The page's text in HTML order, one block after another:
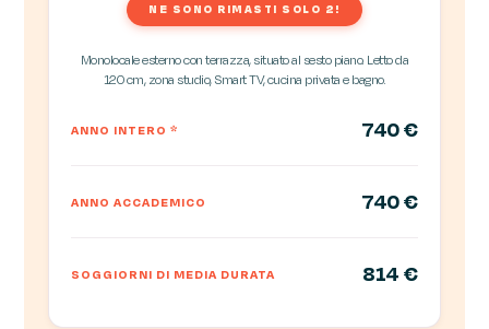
NE SONO RIMASTI SOLO 2!
Monolocale esterno con terrazza, situato al sesto piano. Letto da
120 cm, zona studio, Smart TV, cucina privata e bagno.
ANNO INTERO* 740 €
ANNO ACCADEMICO 740 €
SOGGIORNI DI MEDIA DURATA 814 €